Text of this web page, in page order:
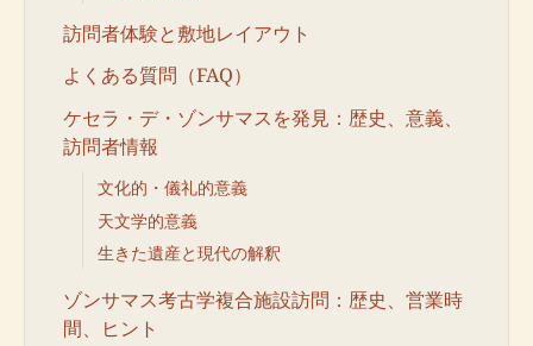
訪問者体験と敷地レイアウト
よくある質問（FAQ）
ケセラ・デ・ゾンサマスを発見：歴史、意義、
訪問者情報
文化的・儀礼的意義
天文学的意義
生きた遺産と現代の解釈
ゾンサマス考古学複合施設訪問：歴史、営業時
間、ヒント